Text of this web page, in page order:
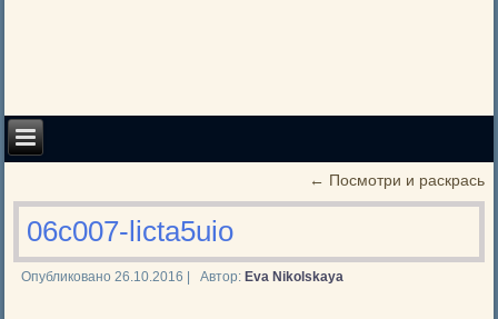
← Посмотри и раскрась
06c007-licta5uio
Опубликовано 26.10.2016 Автор: Eva Nikolskaya